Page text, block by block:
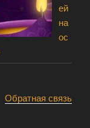
ей
на
ос
Обратная связь